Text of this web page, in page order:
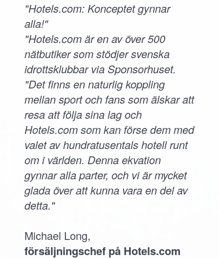
"Hotels.com: Konceptet gynnar
alla!"
"Hotels.com är en av över 500
nätbutiker som stödjer svenska
idrottsklubbar via Sponsorhuset.
"Det finns en naturlig koppling
mellan sport och fans som älskar att
resa att följa sina lag och
Hotels.com som kan förse dem med
valet av hundratusentals hotell runt
om i världen. Denna ekvation
gynnar alla parter, och vi är mycket
glada över att kunna vara en del av
detta."
Michael Long,
försäljningschef på Hotels.com